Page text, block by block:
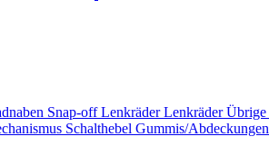
Snap-offLenkräderLenkräder Übrige
Schalthebel Gummis/Abdeckungen